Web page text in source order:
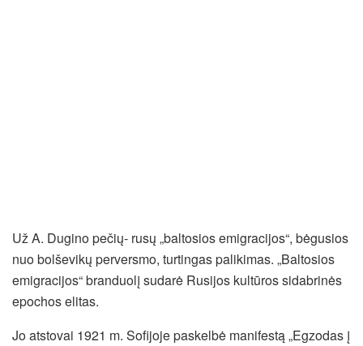
Už A. Dugino pečių- rusų „baltosios emigracijos“, bėgusios
nuo bolševikų perversmo, turtingas palikimas. „Baltosios
emigracijos“ branduolį sudarė Rusijos kultūros sidabrinės
epochos elitas.
Jo atstovai 1921 m. Sofijoje paskelbė manifestą „Egzodas į